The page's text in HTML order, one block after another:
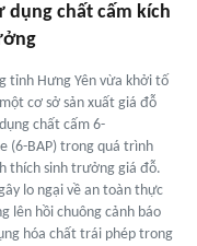
dụng chất cấm kích
tỉnh Hưng Yên vừa khởi tố
cơ sở sản xuất giá đỗ
chất cấm 6-
(6-BAP) trong quá trình
thích sinh trưởng giá đỗ.
lo ngại về an toàn thực
lên hồi chuông cảnh báo
hóa chất trái phép trong